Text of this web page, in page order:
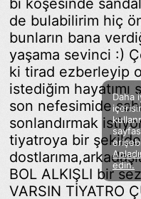
bi köşesinde
de bulabilirim hiç
bunların bana
yaşama sevinci :)
ki tirad ezberleyip
istediğim hayatımı
son nefesimide
sonlandırmak
tiyatroya bir
BOL ALKIŞLI bir
VARSIN TİYATRO
Daha
edin.